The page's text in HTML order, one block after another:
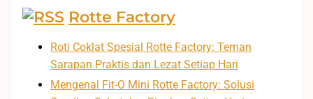
Rotte Factory
Roti Coklat Spesial Rotte Factory: Teman
Sarapan Praktis dan Lezat Setiap Hari
Mengenal Fit-O Mini Rotte Factory: Solusi